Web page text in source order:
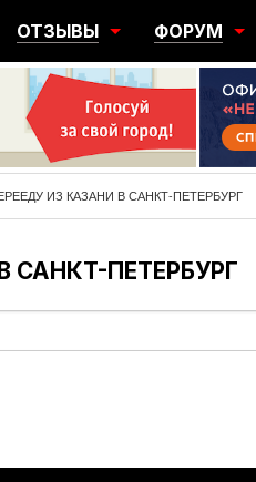
ОТЗЫВЫ
ПЕРЕЕЗДЫ
ЭМИГРАЦИЯ
ФОРУМ
ЮЖНЫЙ
ИЗ КАЗАНИ В САНКТ-ПЕТЕРБУРГ
САНКТ-ПЕТЕРБУРГ